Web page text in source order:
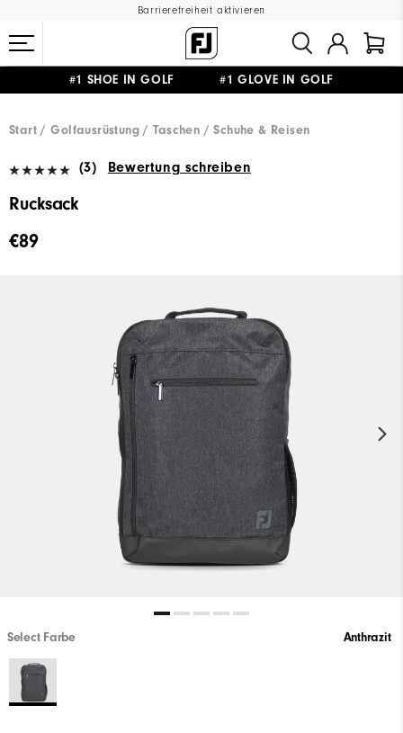
Barrierefreiheit aktivieren
#1 SHOE IN GOLF #1 GLOVE IN GOLF
Start
Golfausrüstung Taschen / Schuhe & Reisen
(3) Bewertung schreiben
Rucksack
€89
Select Farbe Anthrazit